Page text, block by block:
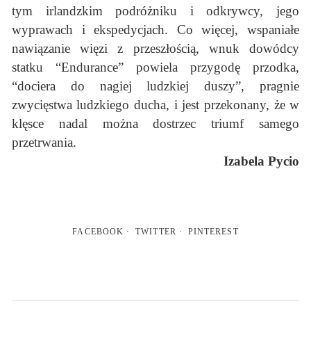
tym irlandzkim podróżniku i odkrywcy, jego
wyprawach i ekspedycjach. Co więcej, wspaniałe
nawiązanie więzi z przeszłością, wnuk dowódcy
statku “Endurance” powiela przygodę przodka,
“dociera do nagiej ludzkiej duszy”, pragnie
zwycięstwa ludzkiego ducha, i jest przekonany, że w
klęsce nadal można dostrzec triumf samego
przetrwania.
Izabela Pycio
FACEBOOK TWITTER PINTEREST